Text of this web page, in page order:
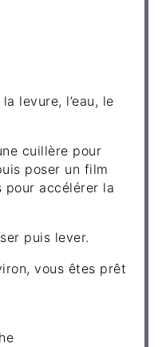
levure, l’eau, le
cuillère pour
poser un film
pour accélérer la
puis lever.
vous êtes prêt